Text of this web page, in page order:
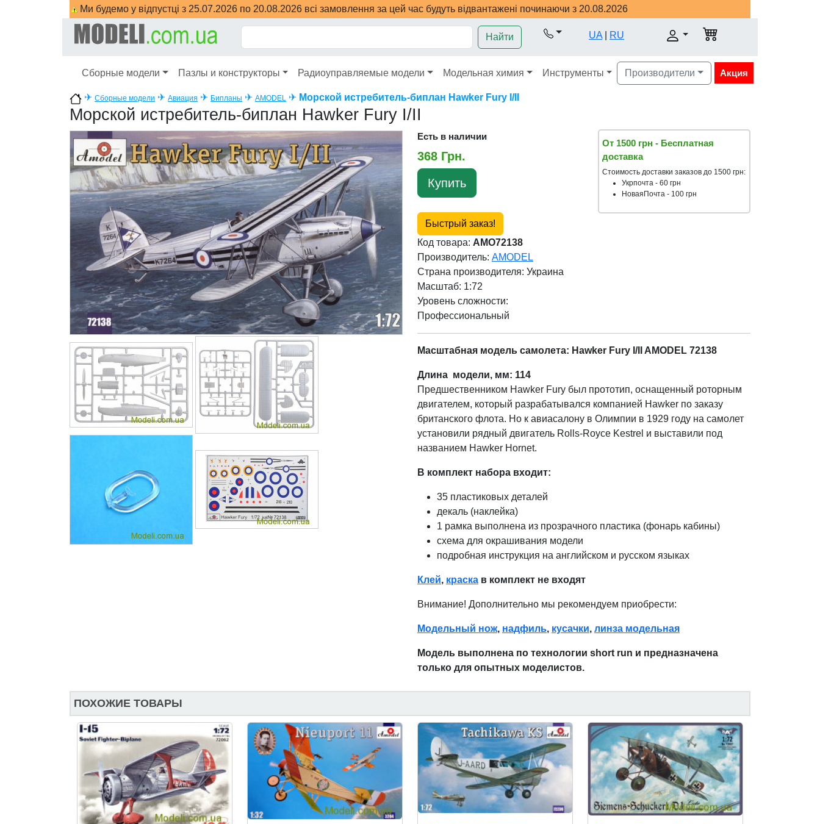
Ми будемо у відпустці з 25.07.2026 по 20.08.2026 всі замовлення за цей час будуть відвантажені починаючи з 20.08.2026
Найти UA RU
Сборные модели Пазлы и конструкторы Радиоуправляемые модели Модельная химия Инструменты Производители Акция
✈ Сборные модели ✈ Авиация ✈ Бипланы ✈ AMODEL ✈ Морской истребитель-биплан Hawker Fury I/II
Морской истребитель-биплан Hawker Fury I/II
Есть в наличии
368 Грн.
Купить
Быстрый заказ!
Код товара: AMO72138
Производитель: AMODEL
Страна производителя: Украина
Масштаб: 1:72
Уровень сложности:
Профессиональный
От 1500 грн - Бесплатная
доставка
Стоимость доставки заказов до 1500 грн:
Укрпочта - 60 грн
НоваяПочта - 100 грн
Масштабная модель самолета: Hawker Fury I/II AMODEL 72138
Длина модели, мм: 114
Предшественником Hawker Fury был прототип, оснащенный роторным
двигателем, который разрабатывался компанией Hawker по заказу
британского флота. Но к авиасалону в Олимпии в 1929 году на самолет
установили рядный двигатель Rolls-Royce Kestrel и выставили под
названием Hawker Hornet.
В комплект набора входит:
35 пластиковых деталей
декаль (наклейка)
1 рамка выполнена из прозрачного пластика (фонарь кабины)
схема для окрашивания модели
подробная инструкция на английском и русском языках
Клей, краска в комплект не входят
Внимание! Дополнительно мы рекомендуем приобрести:
Модельный нож, надфиль, кусачки, линза модельная
Модель выполнена по технологии short run и предназначена
только для опытных моделистов.
ПОХОЖИЕ ТОВАРЫ